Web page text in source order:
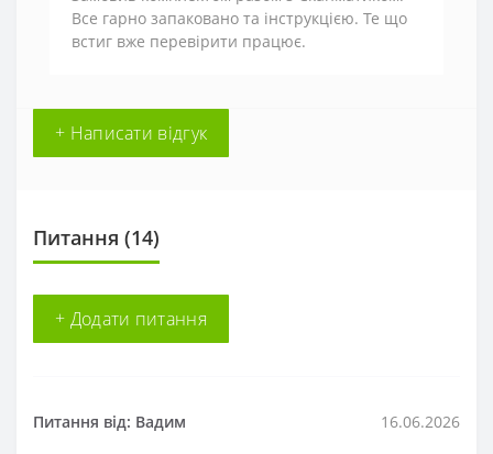
Все гарно запаковано та інструкцією. Те що
встиг вже перевірити працює.
+ Написати відгук
Питання (14)
+ Додати питання
Питання від: Вадим 16.06.2026